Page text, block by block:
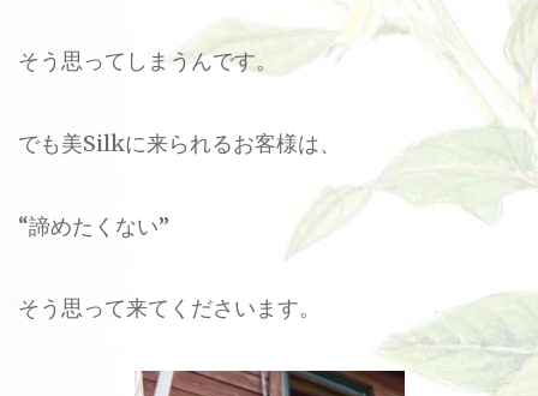
そう思ってしまうんです。
でも美Silkに来られるお客様は、
“諦めたくない”
そう思って来てくださいます。